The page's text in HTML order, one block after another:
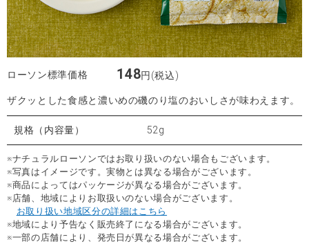
ローソン標準価格 148円(税込)
ザクッとした食感と濃いめの磯のり塩のおいしさが味わえます。
規格（内容量） 52g
※ナチュラルローソンではお取り扱いのない場合もございます。
※写真はイメージです。実物とは異なる場合がございます。
※商品によってはパッケージが異なる場合がございます。
※店舗、地域によりお取扱いのない場合がございます。
お取り扱い地域区分の詳細はこちら
※地域により予告なく販売終了になる場合がございます。
※一部の店舗により、発売日が異なる場合がございます。